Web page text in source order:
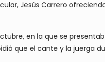
Jesús Carrero
en la que se
que el cante y la juerga